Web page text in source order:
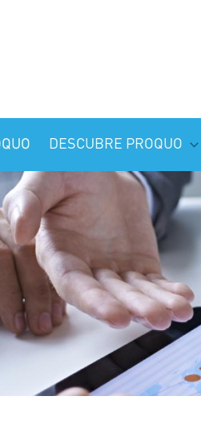
DESCUBRE PROQUO